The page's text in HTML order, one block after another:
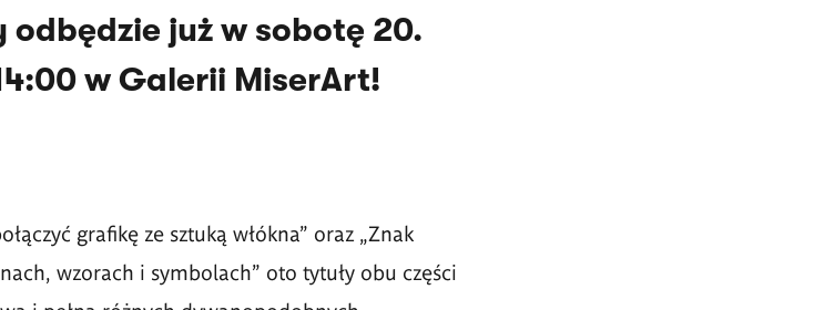
już w sobotę 20.
w Galerii MiserArt!
grafikę ze sztuką włókna" oraz „Znak
wzorach i symbolach" oto tytuły obu części